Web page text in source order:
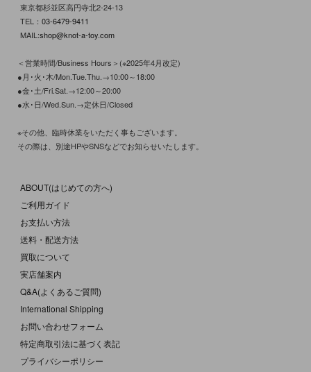
東京都杉並区高円寺北2-24-13
TEL： 03-6479-9411
MAIL:shop@knot-a-toy.com
＜営業時間/Business Hours＞(※2025年4月改定)
●月･火･木/Mon.Tue.Thu.→10:00～18:00
●金･土/Fri.Sat.→12:00～20:00
●水･日/Wed.Sun.→定休日/Closed
※その他、臨時休業をいただく事もございます。
その際は、別途HPやSNSなどでお知らせいたします。
ABOUT(はじめての方へ)
ご利用ガイド
お支払い方法
送料・配送方法
買取について
実店舗案内
Q&A(よくあるご質問)
International Shipping
お問い合わせフォーム
特定商取引法に基づく表記
プライバシーポリシー